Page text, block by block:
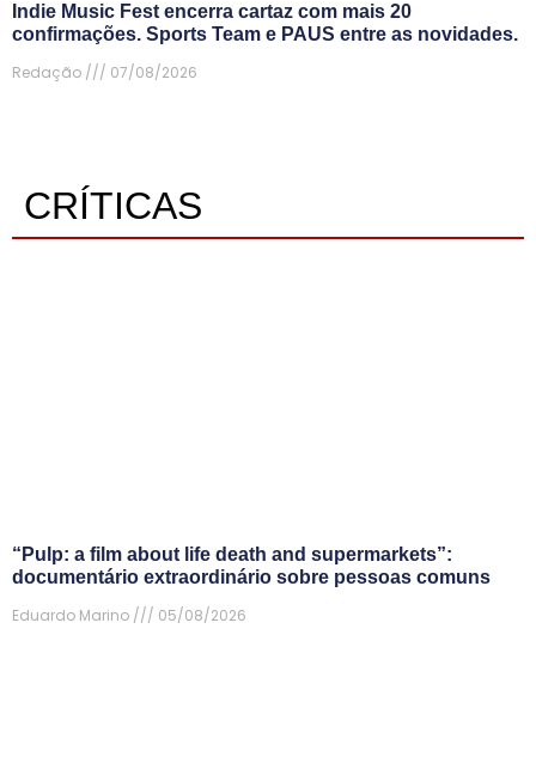
Indie Music Fest encerra cartaz com mais 20
confirmações. Sports Team e PAUS entre as novidades.
Redação
07/08/2026
CRÍTICAS
“Pulp: a film about life death and supermarkets”:
documentário extraordinário sobre pessoas comuns
Eduardo Marino
05/08/2026